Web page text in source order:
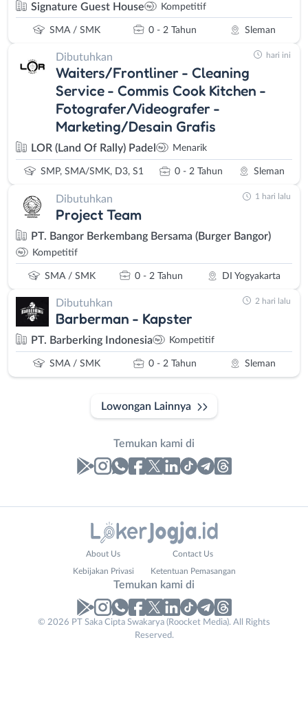
Signature Guest House Kompetitif
SMA / SMK 0 - 2 Tahun Sleman
Dibutuhkan
Waiters/Frontliner - Cleaning
Service - Commis Cook Kitchen -
Fotografer/Videografer -
Marketing/Desain Grafis
LOR (Land Of Rally) Padel Menarik
SMP, SMA/SMK, D3, S1 0 - 2 Tahun Sleman
hari ini
Dibutuhkan
Project Team
PT. Bangor Berkembang Bersama (Burger Bangor)
Kompetitif
SMA / SMK 0 - 2 Tahun DI Yogyakarta
1 hari lalu
Dibutuhkan
Barberman - Kapster
PT. Barberking Indonesia Kompetitif
SMA / SMK 0 - 2 Tahun Sleman
2 hari lalu
Lowongan Lainnya
Temukan kami di
No. Telp /
About Us Contact Us
Kebijakan Privasi Ketentuan Pemasangan
Temukan kami di
© 2026 PT Saka Cipta Swakarya (Roocket Media). All Rights
Reserved.